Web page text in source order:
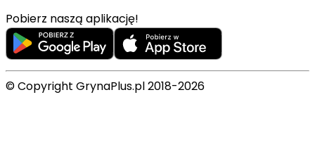
Pobierz naszą aplikację!
© Copyright GrynaPlus.pl 2018-2026